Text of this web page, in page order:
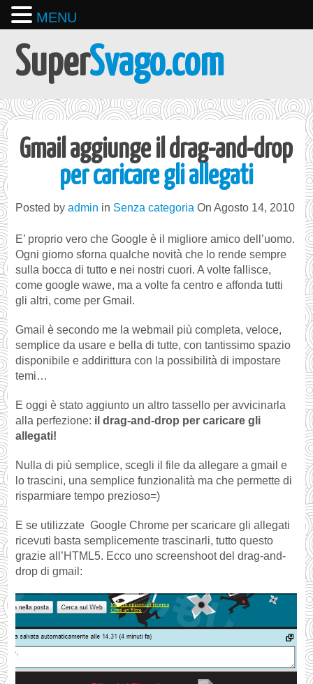
SuperSvago.com
Gmail aggiunge il drag-and-drop
per caricare gli allegati
Posted byadmin in Senza categoria On Agosto 14, 2010
E’ proprio vero che Google è il migliore amico dell’uomo.
Ogni giorno sforna qualche novità che lo rende sempre
sulla bocca di tutto e nei nostri cuori. A volte fallisce,
come google wawe, ma a volte fa centro e affonda tutti
gli altri, come per Gmail.
Gmail è secondo me la webmail più completa, veloce,
semplice da usare e bella di tutte, con tantissimo spazio
disponibile e addirittura con la possibilità di impostare
temi…
E oggi è stato aggiunto un altro tassello per avvicinarla
alla perfezione: il drag-and-drop per caricare gli
allegati!
Nulla di più semplice, scegli il file da allegare a gmail e
lo trascini, una semplice funzionalità ma che permette di
risparmiare tempo prezioso=)
E se utilizzate Google Chrome per scaricare gli allegati
ricevuti basta semplicemente trascinarli, tutto questo
grazie all’HTML5. Ecco uno screenshoot del drag-and-
drop di gmail:
MENU